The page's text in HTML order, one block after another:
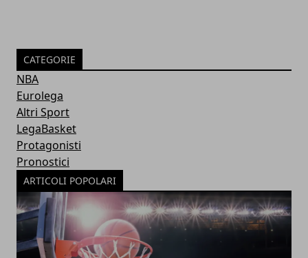
CATEGORIE
NBA
Eurolega
Altri Sport
LegaBasket
Protagonisti
Pronostici
ARTICOLI POPOLARI